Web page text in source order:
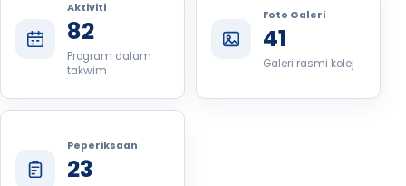
Aktiviti
82
Program dalam
takwim
Foto Galeri
41
Galeri rasmi kolej
Peperiksaan
23